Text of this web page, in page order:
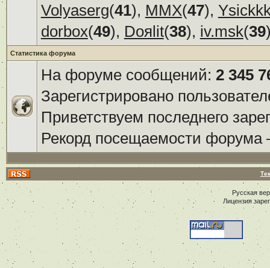
Volyaserg(41), ММХ(47),
dorbox(49), Doяlit(38), iv.msk(39
Статистика форума
На форуме сообщений: 2 345
Зарегистрировано
Приветствуем последнего
Рекорд посещаемости
Русская
Лицензия